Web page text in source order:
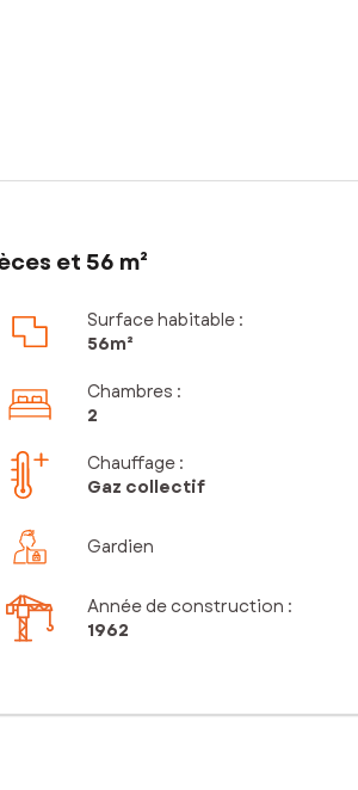
et 56 m²
Surface habitable :
56m²
Chambres :
2
Chauffage :
Gaz collectif
Gardien
Année de construction :
1962